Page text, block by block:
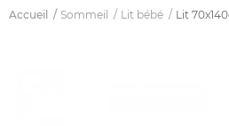
Accueil Sommeil Lit bébé Lit